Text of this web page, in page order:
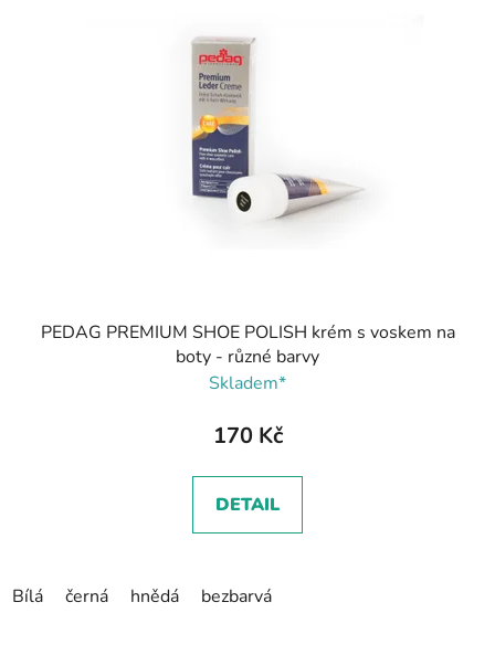
PEDAG PREMIUM SHOE POLISH krém s voskem na
boty - různé barvy
Skladem*
170 Kč
DETAIL
Bílá černá hnědá bezbarvá